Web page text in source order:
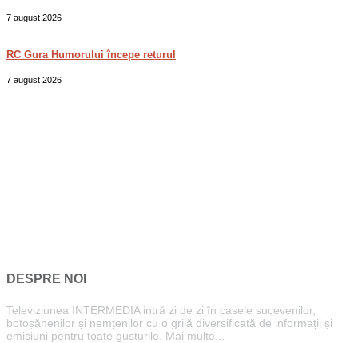
7 august 2026
RC Gura Humorului începe returul
7 august 2026
DESPRE NOI
Televiziunea INTERMEDIA intră zi de zi în casele sucevenilor,
botoșănenilor și nemțenilor cu o grilă diversificată de informații și
emisiuni pentru toate gusturile. Mai multe...